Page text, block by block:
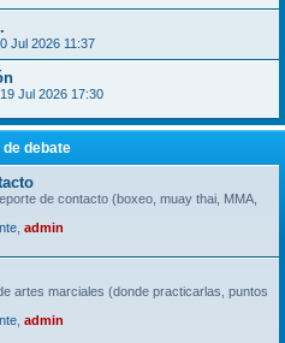
Jul 2026 11:37
19 Jul 2026 17:30
de debate
de contacto (boxeo, muay thai, MMA,
admin
artes marciales (donde practicarlas, puntos
admin